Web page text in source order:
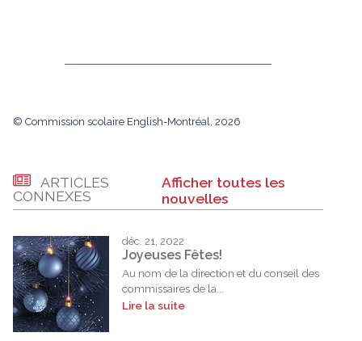
© Commission scolaire English-Montréal, 2026
ARTICLES
CONNEXES
Afficher toutes les
nouvelles
déc. 21, 2022
Joyeuses Fêtes!
Au nom de la direction et du conseil des
commissaires de la...
Lire la suite